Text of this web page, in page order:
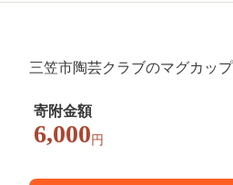
三笠市陶芸クラブのマグカップ
寄附金額
6,000 円